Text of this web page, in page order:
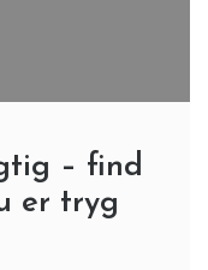
– find
er tryg